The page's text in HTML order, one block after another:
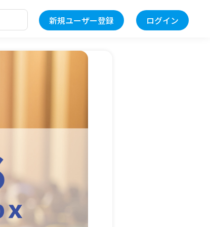
新規ユーザー登録 ログイン